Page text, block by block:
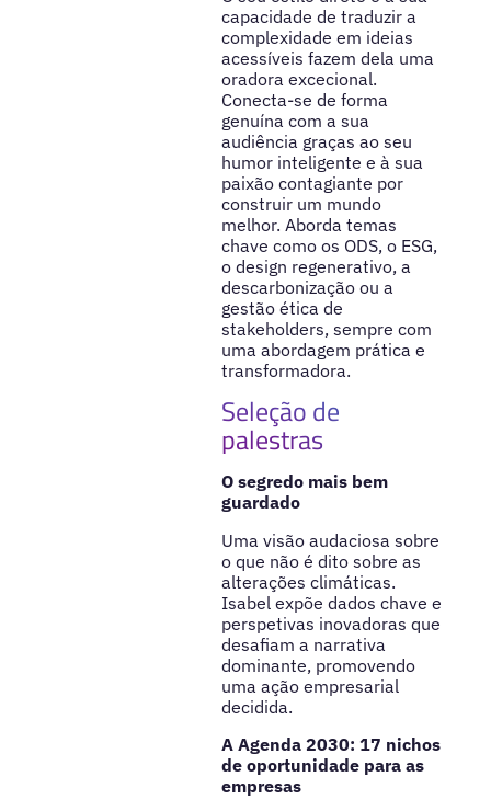
capacidade de traduzir a
complexidade em ideias
acessíveis fazem dela uma
oradora excecional.
Conecta-se de forma
genuína com a sua
audiência graças ao seu
humor inteligente e à sua
paixão contagiante por
construir um mundo
melhor. Aborda temas
chave como os ODS, o ESG,
o design regenerativo, a
descarbonização ou a
gestão ética de
stakeholders, sempre com
uma abordagem prática e
transformadora.
Seleção de
palestras
O segredo mais bem
guardado
Uma visão audaciosa sobre
o que não é dito sobre as
alterações climáticas.
Isabel expõe dados chave e
perspetivas inovadoras que
desafiam a narrativa
dominante, promovendo
uma ação empresarial
decidida.
A Agenda 2030: 17 nichos
de oportunidade para as
empresas